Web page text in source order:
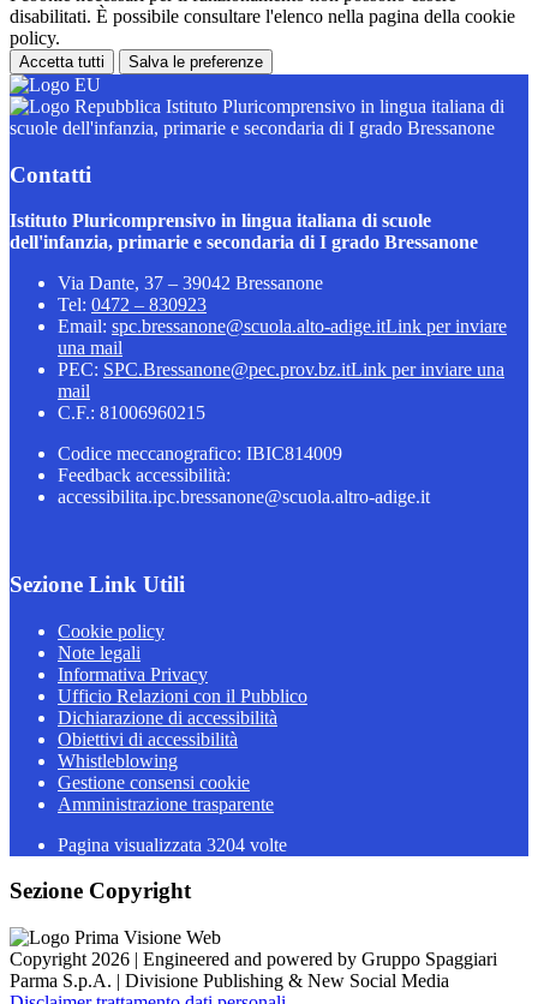
disabilitati. È possibile consultare l'elenco nella pagina della cookie
policy.
Accetta tutti Salva le preferenze
Istituto Pluricomprensivo in lingua italiana di
scuole dell'infanzia, primarie e secondaria di I grado Bressanone
Contatti
Istituto Pluricomprensivo in lingua italiana di scuole
dell'infanzia, primarie e secondaria di I grado Bressanone
Via Dante, 37 – 39042 Bressanone
Tel: 0472 – 830923
Email: spc.bressanone@scuola.alto-adige.itLink per inviare
una mail
PEC: SPC.Bressanone@pec.prov.bz.itLink per inviare una
mail
C.F.: 81006960215
Codice meccanografico: IBIC814009
Feedback accessibilità:
accessibilita.ipc.bressanone@scuola.altro-adige.it
Sezione Link Utili
Cookie policy
Note legali
Informativa Privacy
Ufficio Relazioni con il Pubblico
Dichiarazione di accessibilità
Obiettivi di accessibilità
Whistleblowing
Gestione consensi cookie
Amministrazione trasparente
Pagina visualizzata 3204 volte
Sezione Copyright
Copyright 2026 | Engineered and powered by Gruppo Spaggiari
Parma S.p.A. | Divisione Publishing & New Social Media